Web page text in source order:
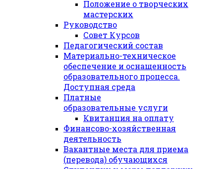
Положение о творческих
мастерских
Руководство
Совет Курсов
Педагогический состав
Материально-техническое
обеспечение и оснащенность
образовательного процесса.
Доступная среда
Платные
образовательные услуги
Квитанция на оплату
Финансово-хозяйственная
деятельность
Вакантные места для приема
(перевода) обучающихся